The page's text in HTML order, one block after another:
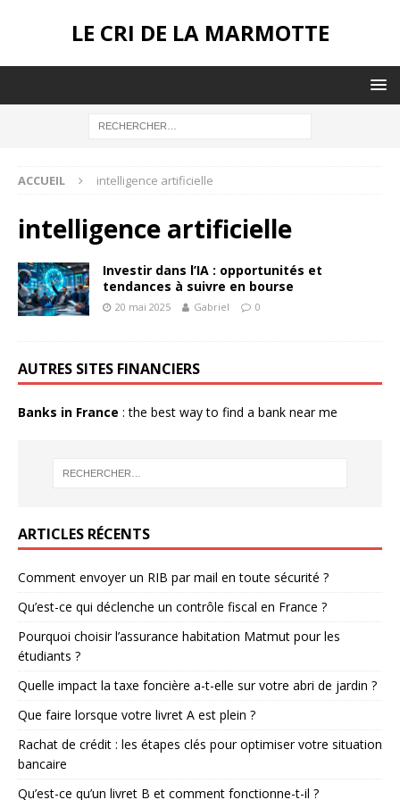
LE CRI DE LA MARMOTTE
ACCUEIL intelligence artificielle
intelligence artificielle
Investir dans l’IA : opportunités et
tendances à suivre en bourse
20 mai 2025 Gabriel 0
AUTRES SITES FINANCIERS
Banks in France : the best way to find a bank near me
ARTICLES RÉCENTS
Comment envoyer un RIB par mail en toute sécurité ?
Qu’est-ce qui déclenche un contrôle fiscal en France ?
Pourquoi choisir l’assurance habitation Matmut pour les
étudiants ?
Quelle impact la taxe foncière a-t-elle sur votre abri de jardin ?
Que faire lorsque votre livret A est plein ?
Rachat de crédit : les étapes clés pour optimiser votre situation
bancaire
Qu’est-ce qu’un livret B et comment fonctionne-t-il ?